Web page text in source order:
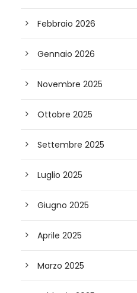
Febbraio 2026
Gennaio 2026
Novembre 2025
Ottobre 2025
Settembre 2025
Luglio 2025
Giugno 2025
Aprile 2025
Marzo 2025